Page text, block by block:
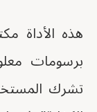
هذه الأداة
برسومات
تشرك